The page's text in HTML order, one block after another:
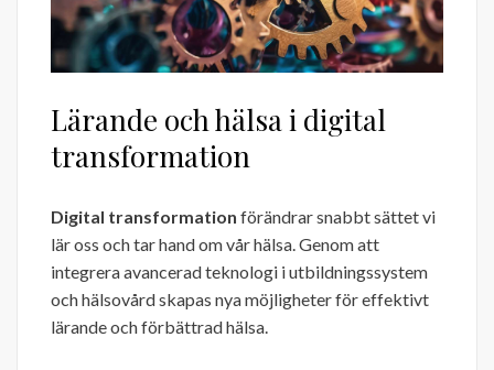
Lärande och hälsa i digital
transformation
Digital transformation förändrar snabbt sättet vi
lär oss och tar hand om vår hälsa. Genom att
integrera avancerad teknologi i utbildningssystem
och hälsovård skapas nya möjligheter för effektivt
lärande och förbättrad hälsa.